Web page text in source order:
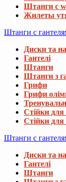
Штанги с
Жилеты
Штанги с
Диски та
Гантелі
Штанги
Штанги з
Грифи
Грифи
Стійки для
Стійки
Штанги с
Диски та
Гантелі
Штанги